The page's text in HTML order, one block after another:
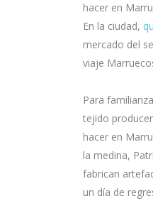
hacer en
En la ciudad,
mercado del
viaje
Para
tejido
hacer en
la medina,
fabrican
un día de